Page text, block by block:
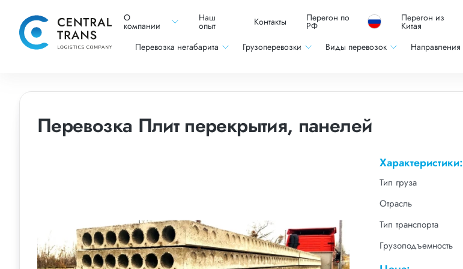
О
компании
Наш
опыт Контакты Перегон по
РФ
Перегон из
Китая
Перевозка негабарита Грузоперевозки Виды перевозок Направления
Перевозка Плит перекрытия, панелей
Характеристики:
Тип груза
Отрасль
Тип транспорта
Грузоподъемность